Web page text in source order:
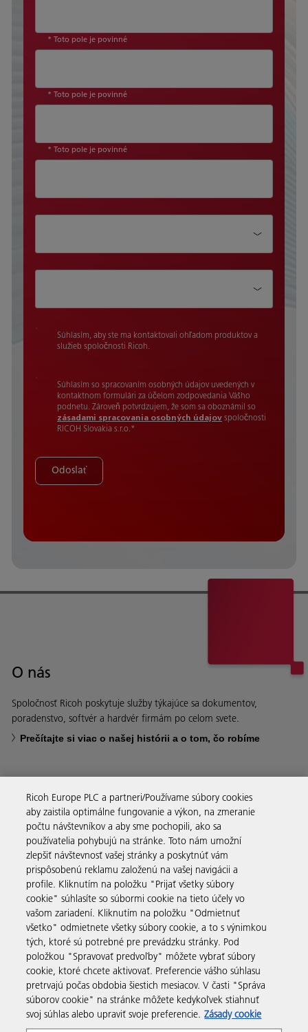
* Toto pole je povinné
* Toto pole je povinné
* Toto pole je povinné
Súhlasím, aby ste ma kontaktovali ohľadom produktov a
služieb spoločnosti Ricoh.
Súhlasím so spracovaním osobných údajov uvedených v
kontaktnom formulári za účelom zodpovedania Vášho
podnetu. Zároveň potvrdzujem, že som sa oboznámil so
zásadami spracovania osobných údajov spoločnosti
RICOH Slovakia s.r.o.*
Odoslať
O nás
Spoločnosť Ricoh poskytuje služby týkajúce sa dokumentov,
poradenstvo, softvér a hardvér firmám po celom svete.
Prečítajte si viac o našej histórii a o tom, čo robíme
Obchodné riešenia
Produkty a služby
Podpora a kontakt
Zdroje
sledujte nás
Ricoh Europe PLC a partneri/Používame súbory cookies
aby zaistila optimálne fungovanie a výkon, na zmeranie
počtu návštevníkov a aby sme pochopili, ako sa
používatelia pohybujú na stránke. Toto nám umožní
zlepšiť návštevnosť vašej stránky a poskytnúť vám
prispôsobenú reklamu založenú na vašej navigácii a
profile. Kliknutím na položku "Prijať všetky súbory
cookie" súhlasíte so súbormi cookie na tieto účely vo
vašom zariadení. Kliknutím na položku "Odmietnuť
všetko" odmietnete všetky súbory cookie, a to s výnimkou
tých, ktoré sú potrebné pre prevádzku stránky. Pod
položkou "Spravovať predvoľby" môžete vybrať súbory
cookie, ktoré chcete aktivovať. Preferencie vášho súhlasu
pretrvajú počas obdobia šiestich mesiacov. V časti "Správa
súborov cookie" na stránke môžete kedykoľvek stiahnuť
svoj súhlas alebo upraviť svoje preferencie. Zásady cookie